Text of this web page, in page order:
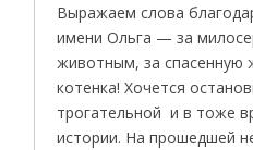
Выражаем слова
имени Ольга — за
животным, за спасенную
котенка! Хочется
трогательной и в тоже
истории. На прошедшей